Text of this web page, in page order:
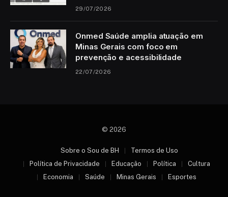
29/07/2026
Onmed Saúde amplia atuação em
Minas Gerais com foco em
prevenção e acessibilidade
22/07/2026
© 2026
Sobre o Sou de BH
Termos de Uso
Política de Privacidade
Educação Política
Cultura
Economia
Saúde Minas Gerais Esportes